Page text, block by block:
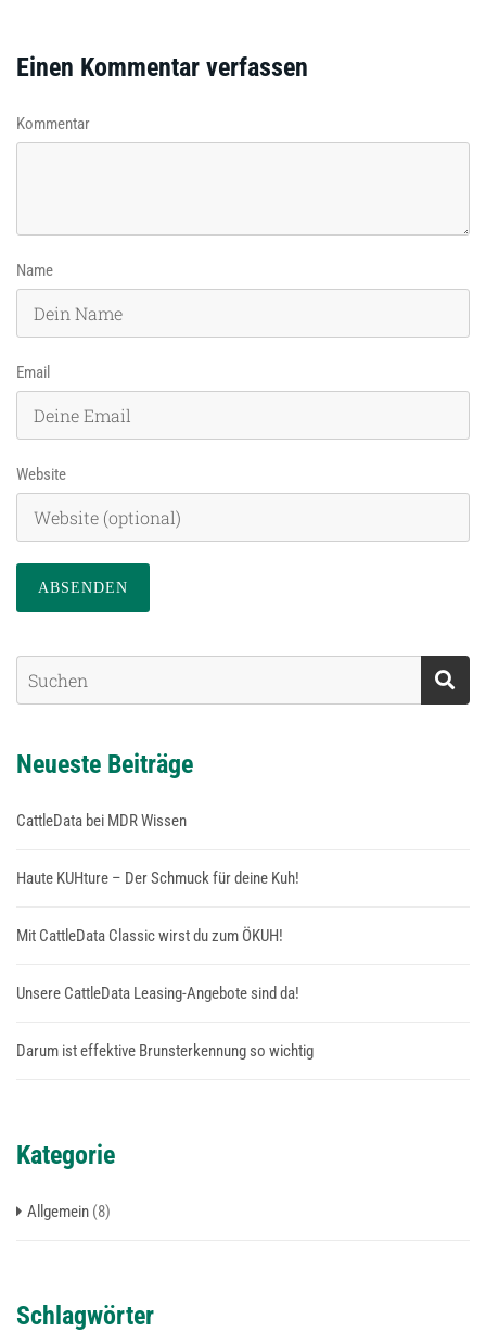
Einen Kommentar verfassen
Kommentar
Name
Email
Website
Neueste Beiträge
CattleData bei MDR Wissen
Haute KUHture – Der Schmuck für deine Kuh!
Mit CattleData Classic wirst du zum ÖKUH!
Unsere CattleData Leasing-Angebote sind da!
Darum ist effektive Brunsterkennung so wichtig
Kategorie
Allgemein (8)
Schlagwörter